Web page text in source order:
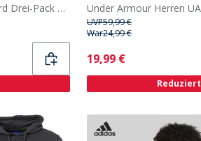
Brave Soul Herren Howard Drei-Pack Hoodies Schwarz/Grau/Marineblau
UVP59,99 €
War24,99 €
Current
19,99 €
Reduziert